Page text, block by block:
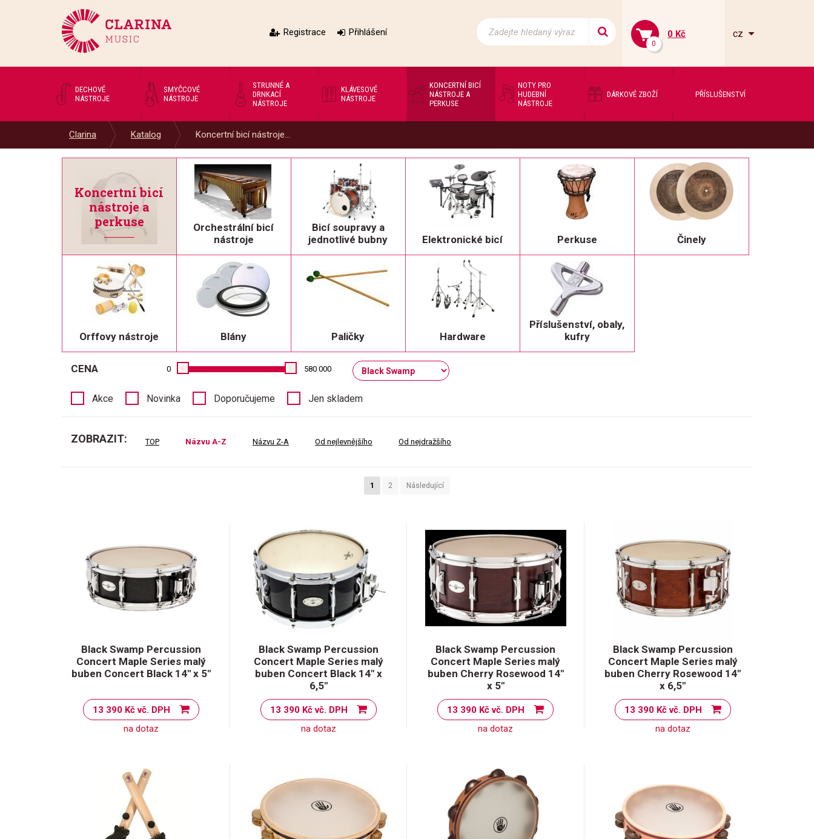
Registrace Přihlášení
0
0 Kč cz
DECHOVÉ
NÁSTROJE
SMYČCOVÉ
NÁSTROJE
STRUNNÉ A
DRNKACÍ
NÁSTROJE
KLÁVESOVÉ
NÁSTROJE
KONCERTNÍ BICÍ
NÁSTROJE A
PERKUSE
NOTY PRO
HUDEBNÍ
NÁSTROJE
DÁRKOVÉ ZBOŽÍ PŘÍSLUŠENSTVÍ
Clarina Katalog Koncertní bicí nástroje...
Koncertní bicí
nástroje a
perkuse
Orchestrální bicí
nástroje
Bicí soupravy a
jednotlivé bubny
Elektronické bicí Perkuse Činely
Orffovy nástroje Blány Paličky Hardware
Příslušenství, obaly,
kufry
CENA 0 580 000
Akce Novinka Doporučujeme Jen skladem
ZOBRAZIT: TOP Názvu A-Z Názvu Z-A Od nejlevnějšího Od nejdražšího
1 2 Následující
Black Swamp Percussion
Concert Maple Series malý
buben Concert Black 14" x 5"
13 390 Kč vč. DPH
na dotaz
Black Swamp Percussion
Concert Maple Series malý
buben Concert Black 14" x
6,5"
13 390 Kč vč. DPH
na dotaz
Black Swamp Percussion
Concert Maple Series malý
buben Cherry Rosewood 14"
x 5"
13 390 Kč vč. DPH
na dotaz
Black Swamp Percussion
Concert Maple Series malý
buben Cherry Rosewood 14"
x 6,5"
13 390 Kč vč. DPH
na dotaz